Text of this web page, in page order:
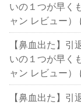
いの１つが早く
ャン レビュー）
【鼻血出た】
いの１つが早く
ャン レビュー）
【鼻血出た】